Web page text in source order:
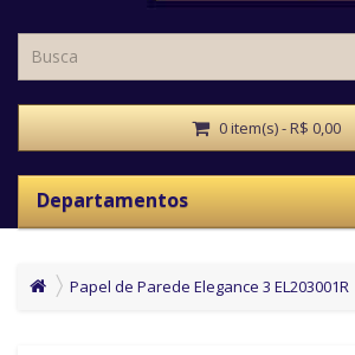
0 item(s) - R$ 0,00
Departamentos
Papel de Parede Elegance 3 EL203001R